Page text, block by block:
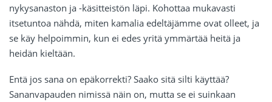
nykysanaston ja -käsitteistön läpi. Kohottaa mukavasti
itsetuntoa nähdä, miten kamalia edeltäjämme ovat olleet, ja
se käy helpoimmin, kun ei edes yritä ymmärtää heitä ja
heidän kieltään.
Entä jos sana on epäkorrekti? Saako sitä silti käyttää?
Sananvapauden nimissä näin on, mutta se ei suinkaan